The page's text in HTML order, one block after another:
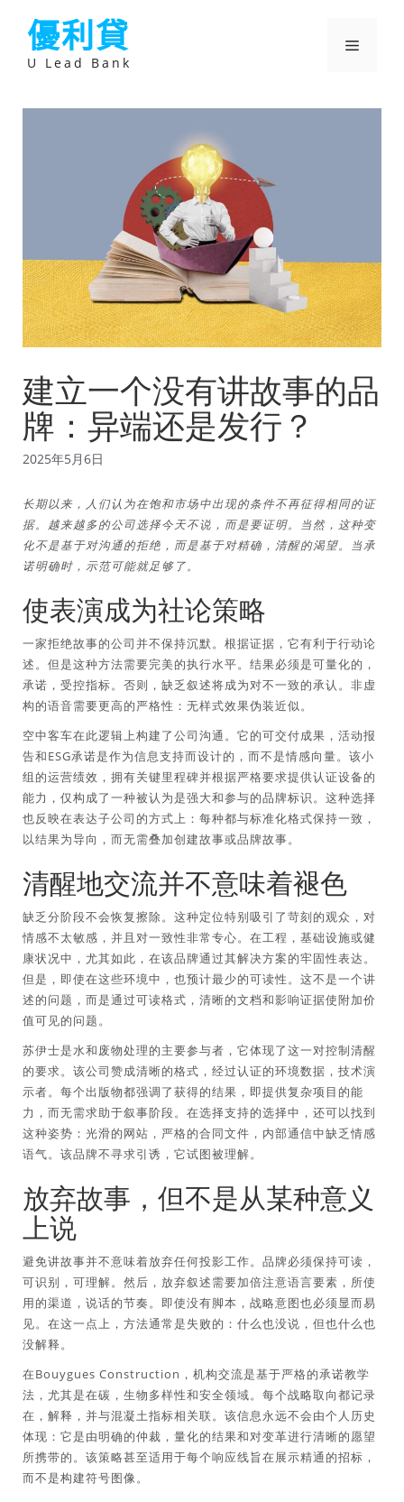
優利貸
U Lead Bank
選
建立一个没有讲故事的品
牌：异端还是发行？
2025年5月6日
长期以来，人们认为在饱和市场中出现的条件不再征得相同的证
据。越来越多的公司选择今天不说，而是要证明。当然，这种变
化不是基于对沟通的拒绝，而是基于对精确，清醒的渴望。当承
诺明确时，示范可能就足够了。
使表演成为社论策略
一家拒绝故事的公司并不保持沉默。根据证据，它有利于行动论
述。但是这种方法需要完美的执行水平。结果必须是可量化的，
承诺，受控指标。否则，缺乏叙述将成为对不一致的承认。非虚
构的语音需要更高的严格性：无样式效果伪装近似。
空中客车在此逻辑上构建了公司沟通。它的可交付成果，活动报
告和ESG承诺是作为信息支持而设计的，而不是情感向量。该小
组的运营绩效，拥有关键里程碑并根据严格要求提供认证设备的
能力，仅构成了一种被认为是强大和参与的品牌标识。这种选择
也反映在表达子公司的方式上：每种都与标准化格式保持一致，
以结果为导向，而无需叠加创建故事或品牌故事。
清醒地交流并不意味着褪色
缺乏分阶段不会恢复擦除。这种定位特别吸引了苛刻的观众，对
情感不太敏感，并且对一致性非常专心。在工程，基础设施或健
康状况中，尤其如此，在该品牌通过其解决方案的牢固性表达。
但是，即使在这些环境中，也预计最少的可读性。这不是一个讲
述的问题，而是通过可读格式，清晰的文档和影响证据使附加价
值可见的问题。
苏伊士是水和废物处理的主要参与者，它体现了这一对控制清醒
的要求。该公司赞成清晰的格式，经过认证的环境数据，技术演
示者。每个出版物都强调了获得的结果，即提供复杂项目的能
力，而无需求助于叙事阶段。在选择支持的选择中，还可以找到
这种姿势：光滑的网站，严格的合同文件，内部通信中缺乏情感
语气。该品牌不寻求引诱，它试图被理解。
放弃故事，但不是从某种意义
上说
避免讲故事并不意味着放弃任何投影工作。品牌必须保持可读，
可识别，可理解。然后，放弃叙述需要加倍注意语言要素，所使
用的渠道，说话的节奏。即使没有脚本，战略意图也必须显而易
见。在这一点上，方法通常是失败的：什么也没说，但也什么也
没解释。
在Bouygues Construction，机构交流是基于严格的承诺教学
法，尤其是在碳，生物多样性和安全领域。每个战略取向都记录
在，解释，并与混凝土指标相关联。该信息永远不会由个人历史
体现：它是由明确的仲裁，量化的结果和对变革进行清晰的愿望
所携带的。该策略甚至适用于每个响应线旨在展示精通的招标，
而不是构建符号图像。